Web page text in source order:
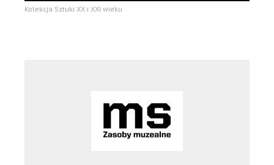
Kolekcja Sztuki XX i XXI wieku